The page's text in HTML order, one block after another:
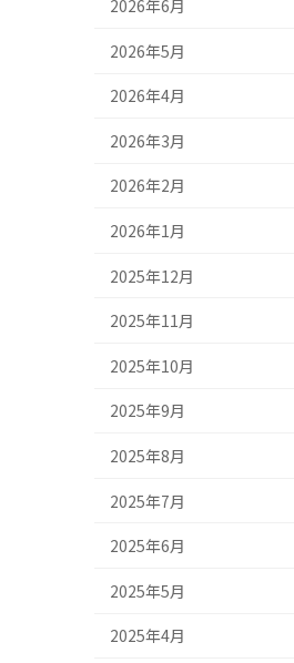
2026年6月
2026年5月
2026年4月
2026年3月
2026年2月
2026年1月
2025年12月
2025年11月
2025年10月
2025年9月
2025年8月
2025年7月
2025年6月
2025年5月
2025年4月